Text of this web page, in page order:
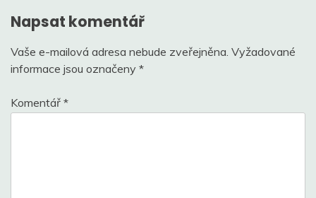
Napsat komentář
Vaše e-mailová adresa nebude zveřejněna. Vyžadované
informace jsou označeny *
Komentář *